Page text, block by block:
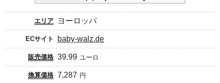
エリア ヨーロッパ
ECサイト baby-walz.de
販売価格 39.99 ユーロ
換算価格 7,287 円